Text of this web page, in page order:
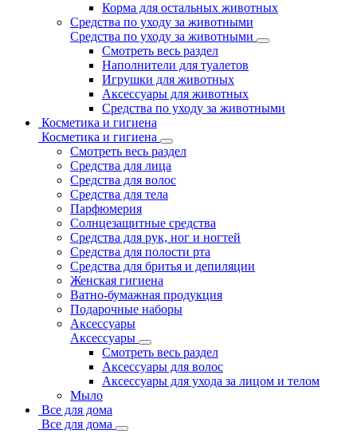
Корма для остальных животных
Средства по уходу за животными
Средства по уходу за животными
Смотреть весь раздел
Наполнители для туалетов
Игрушки для животных
Аксессуары для животных
Средства по уходу за животными
Косметика и гигиена
Косметика и гигиена
Смотреть весь раздел
Средства для лица
Средства для волос
Средства для тела
Парфюмерия
Солнцезащитные средства
Средства для рук, ног и ногтей
Средства для полости рта
Средства для бритья и депиляции
Женская гигиена
Ватно-бумажная продукция
Подарочные наборы
Аксессуары
Аксессуары
Смотреть весь раздел
Аксессуары для волос
Аксессуары для ухода за лицом и телом
Мыло
Все для дома
Все для дома